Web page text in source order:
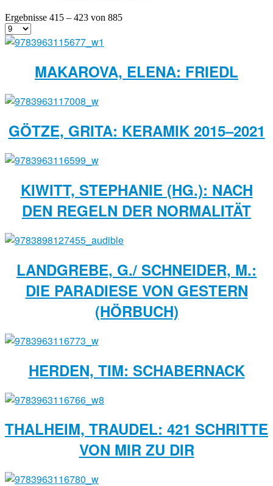
Ergebnisse 415 – 423 von 885
MAKAROVA, ELENA: FRIEDL
GÖTZE, GRITA: KERAMIK 2015–2021
KIWITT, STEPHANIE (HG.): NACH
DEN REGELN DER NORMALITÄT
LANDGREBE, G./ SCHNEIDER, M.:
DIE PARADIESE VON GESTERN
(HÖRBUCH)
HERDEN, TIM: SCHABERNACK
THALHEIM, TRAUDEL: 421 SCHRITTE
VON MIR ZU DIR